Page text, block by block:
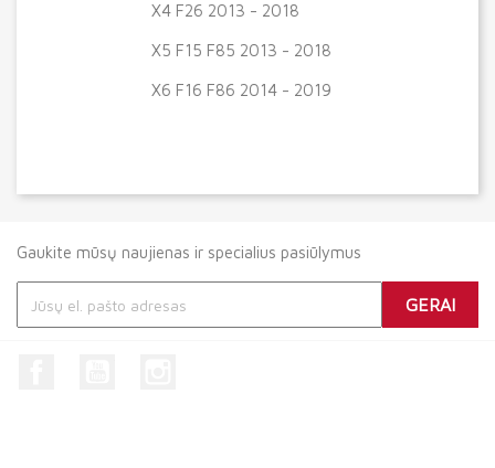
X4 F26 2013 - 2018
X5 F15 F85 2013 - 2018
X6 F16 F86 2014 - 2019
Gaukite mūsų naujienas ir specialius pasiūlymus